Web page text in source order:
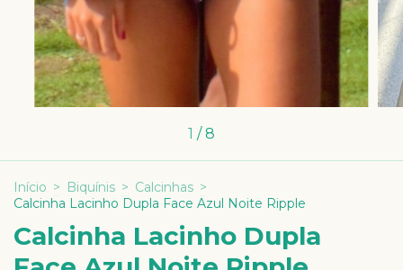
1 /8
Início > Biquínis > Calcinhas >
Calcinha Lacinho Dupla Face Azul Noite Ripple
Calcinha Lacinho Dupla